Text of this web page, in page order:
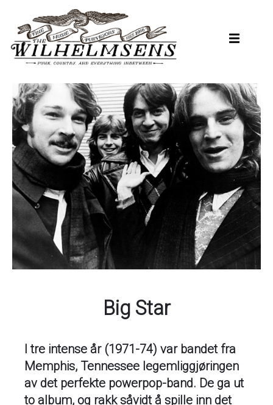
hovedinnhold
Big Star
I tre intense år (1971-74) var bandet fra
Memphis, Tennessee legemliggjøringen
av det perfekte powerpop-band. De ga ut
to album, og rakk såvidt å spille inn det